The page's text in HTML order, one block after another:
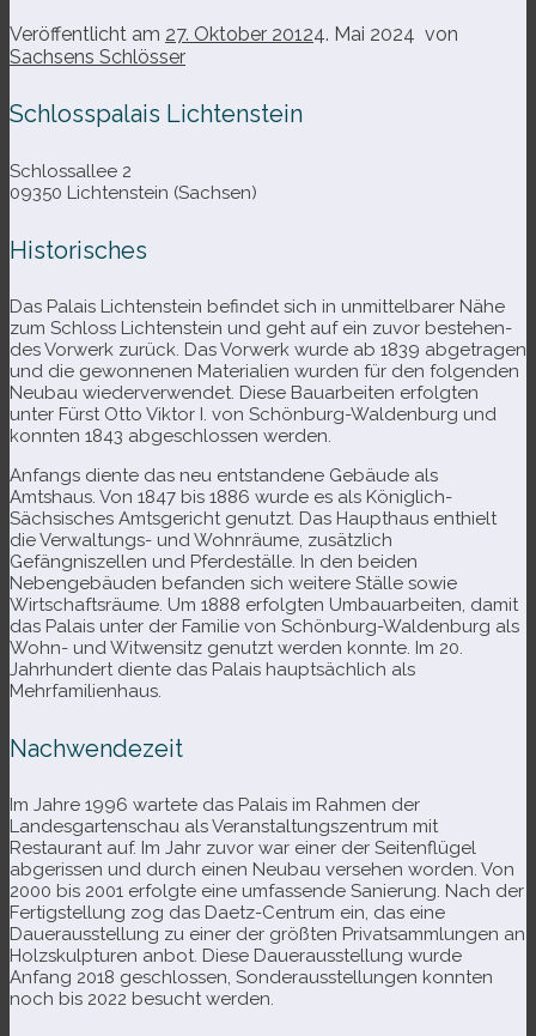
Veröffentlicht am 27. Oktober 20124. Mai 2024 von
Sachsens Schlösser
Schlosspalais Lichtenstein
Schlossallee 2
09350 Lichtenstein (Sachsen)
Historisches
Das Palais Lichtenstein befin­det sich in unmit­tel­ba­rer Nähe
zum Schloss Lichtenstein und geht auf ein zuvor bestehen­
des Vorwerk zurück. Das Vorwerk wurde ab 1839 abge­tra­gen
und die gewon­ne­nen Materialien wur­den für den fol­gen­den
Neubau wie­der­ver­wen­det. Diese Bauarbeiten erfolg­ten
unter Fürst Otto Viktor I. von Schönburg-​Waldenburg und
konn­ten 1843 abge­schlos­sen werden.
Anfangs diente das neu ent­stan­dene Gebäude als
Amtshaus. Von 1847 bis 1886 wurde es als Königlich-​
Sächsisches Amtsgericht genutzt. Das Haupthaus ent­hielt
die Verwaltungs- und Wohnräume, zusätz­lich
Gefängniszellen und Pferdeställe. In den bei­den
Nebengebäuden befan­den sich wei­tere Ställe sowie
Wirtschaftsräume. Um 1888 erfolg­ten Umbauarbeiten, damit
das Palais unter der Familie von Schönburg-​Waldenburg als
Wohn- und Witwensitz genutzt wer­den konnte. Im 20.
Jahrhundert diente das Palais haupt­säch­lich als
Mehrfamilienhaus.
Nachwendezeit
Im Jahre 1996 war­tete das Palais im Rahmen der
Landesgartenschau als Veranstaltungszentrum mit
Restaurant auf. Im Jahr zuvor war einer der Seitenflügel
abge­ris­sen und durch einen Neubau ver­se­hen wor­den. Von
2000 bis 2001 erfolgte eine umfas­sende Sanierung. Nach der
Fertigstellung zog das Daetz-​Centrum ein, das eine
Dauerausstellung zu einer der größ­ten Privatsammlungen an
Holzskulpturen anbot. Diese Dauerausstellung wurde
Anfang 2018 geschlos­sen, Sonderausstellungen konn­ten
noch bis 2022 besucht werden.